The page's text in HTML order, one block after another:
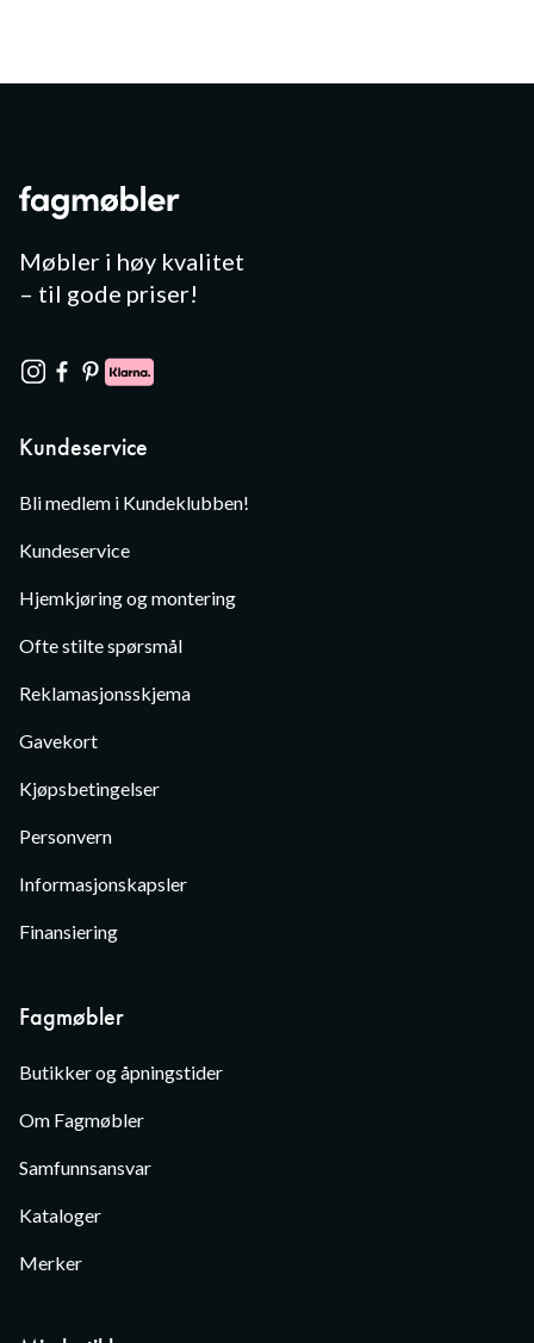
Møbler i høy kvalitet
– til gode priser!
Kundeservice
Bli medlem i Kundeklubben!
Kundeservice
Hjemkjøring og montering
Ofte stilte spørsmål
Reklamasjonsskjema
Gavekort
Kjøpsbetingelser
Personvern
Informasjonskapsler
Finansiering
Fagmøbler
Butikker og åpningstider
Om Fagmøbler
Samfunnsansvar
Kataloger
Merker